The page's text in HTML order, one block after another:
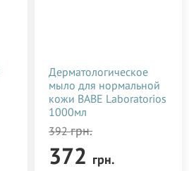
Дерматологическое
мыло для нормальной
кожи BABE Laboratorios
1000мл
392грн.
372 грн.